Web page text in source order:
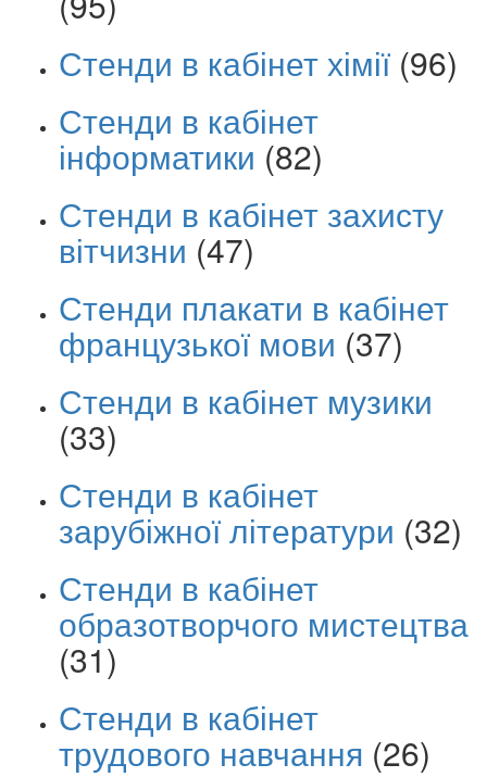
Стенди в кабінет хімії (96)
Стенди в кабінет
інформатики (82)
Стенди в кабінет захисту
вітчизни (47)
Стенди плакати в кабінет
французької мови (37)
Стенди в кабінет музики
(33)
Стенди в кабінет
зарубіжної літератури (32)
Стенди в кабінет
образотворчого мистецтва
(31)
Стенди в кабінет
трудового навчання (26)